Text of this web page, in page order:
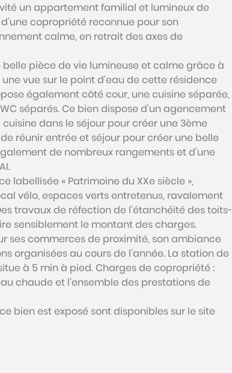
un appartement familial et lumineux de
copropriété reconnue pour son
calme, en retrait des axes de
pièce de vie lumineuse et calme grâce à
vue sur le point d’eau de cette résidence
également côté cour, une cuisine séparée,
séparés. Ce bien dispose d’un agencement
dans le séjour pour créer une 3ème
réunir entrée et séjour pour créer une belle
de nombreux rangements et d’une
labellisée « Patrimoine du XXe siècle »,
vélo, espaces verts entretenus, ravalement
travaux de réfection de l’étanchéité des toits-
sensiblement le montant des charges.
ses commerces de proximité, son ambiance
organisées au cours de l’année. La station de
à 5 min à pied. Charges de copropriété :
chaude et l’ensemble des prestations de
bien est exposé sont disponibles sur le site